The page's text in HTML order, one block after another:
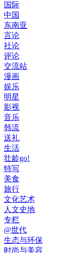
国际
中国
东南亚
言论
社论
评论
交流站
漫画
娱乐
明星
影视
音乐
韩流
送礼
生活
壮龄go!
特写
美食
旅行
文化艺术
人文史地
专栏
@世代
生态与环保
时尚与美容